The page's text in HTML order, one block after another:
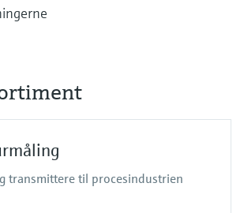
transmittere til procesindustrien